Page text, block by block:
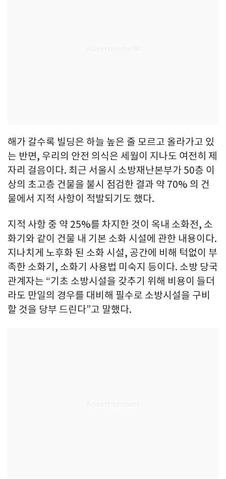
해가 갈수록 빌딩은 하늘 높은 줄 모르고 올라가고 있
는 반면, 우리의 안전 의식은 세월이 지나도 여전히 제
자리 걸음이다. 최근 서울시 소방재난본부가 50층 이
상의 초고층 건물을 불시 점검한 결과 약 70% 의 건
물에서 지적 사항이 적발되기도 했다.
지적 사항 중 약 25%를 차지한 것이 옥내 소화전, 소
화기와 같이 건물 내 기본 소화 시설에 관한 내용이다.
지나치게 노후화 된 소화 시설, 공간에 비해 턱없이 부
족한 소화기, 소화기 사용법 미숙지 등이다. 소방 당국
관계자는 “기초 소방시설을 갖추기 위해 비용이 들더
라도 만일의 경우를 대비해 필수로 소방시설을 구비
할 것을 당부 드린다”고 말했다.